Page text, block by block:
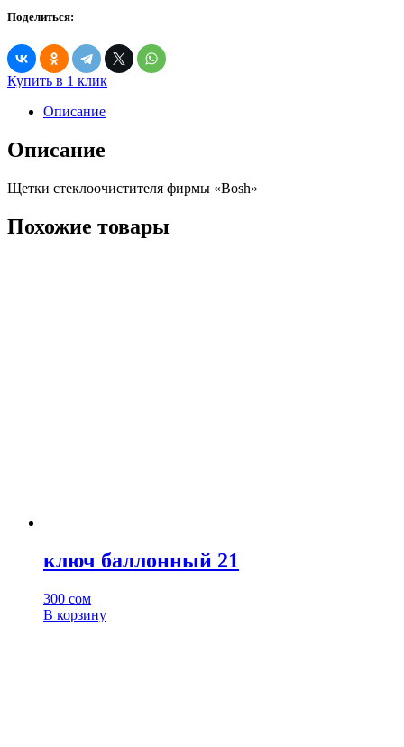
mm
Поделиться:
Купить в 1 клик
Описание
Описание
Щетки стеклоочистителя фирмы «Bosh»
Похожие товары
ключ баллонный 21
300 сом
В корзину